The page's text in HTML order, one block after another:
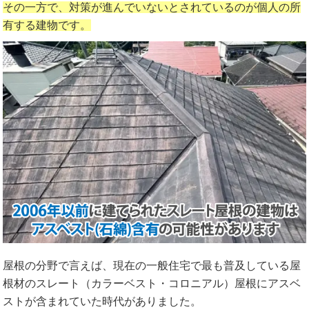
その一方で、対策が進んでいないとされているのが個人の所
有する建物です。
屋根の分野で言えば、現在の一般住宅で最も普及している屋
根材のスレート（カラーベスト・コロニアル）屋根にアスベ
ストが含まれていた時代がありました。